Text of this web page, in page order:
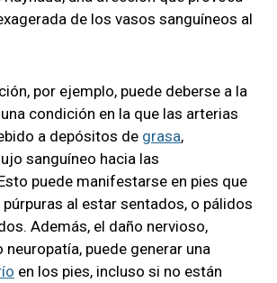
de los vasos sanguíneos al
por ejemplo, puede deberse a la
condición en la que las arterias
a depósitos de grasa,
sanguíneo hacia las
puede manifestarse en pies que
al estar sentados, o pálidos
Además, el daño nervioso,
puede generar una
en los pies, incluso si no están